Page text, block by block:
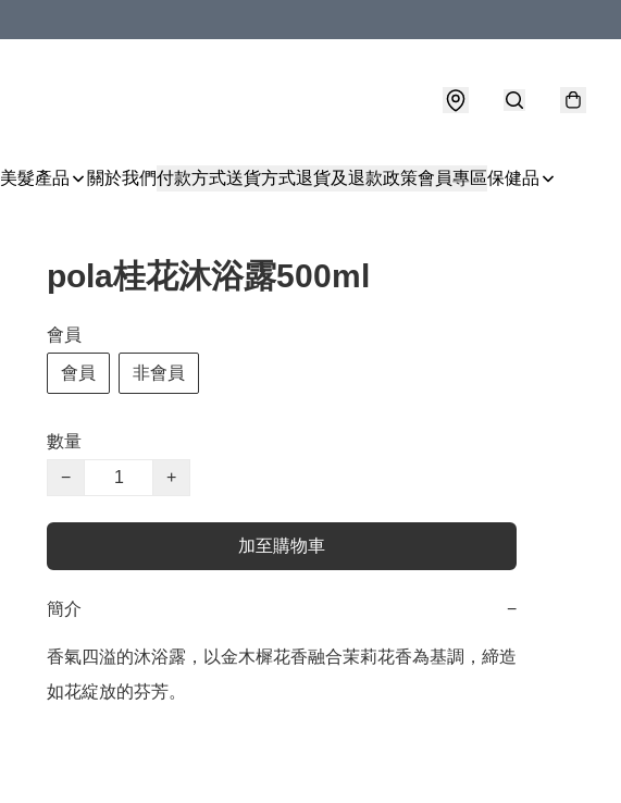
美髮產品 關於我們付款方式送貨方式退貨及退款政策會員專區保健品
pola桂花沐浴露500ml
會員
會員 非會員
數量
−
+
加至購物車
簡介 −
香氣四溢的沐浴露，以金木樨花香融合茉莉花香為基調，締造
如花綻放的芬芳。